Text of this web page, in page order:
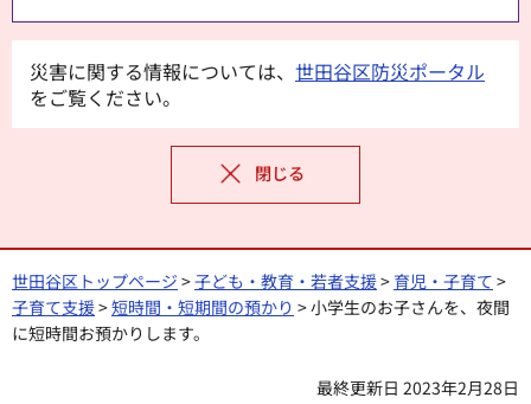
災害に関する情報については、 世田谷区防災ポータル
をご覧ください。
閉じる
世田谷区トップページ >子ども・教育・若者支援> 育児・子育て >
子育て支援>短時間・短期間の預かり > 小学生のお子さんを、夜間
に短時間お預かりします。
最終更新日 2023年2月28日